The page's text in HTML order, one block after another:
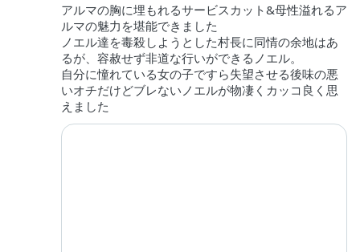
アルマの胸に埋もれるサービスカット&母性溢れるア
ルマの魅力を堪能できました
ノエル達を毒殺しようとした村長に同情の余地はあ
るが、容赦せず非道な行いができるノエル。
自分に憧れている女の子ですら失望させる後味の悪
いオチだけどブレないノエルが物凄くカッコ良く思
えました